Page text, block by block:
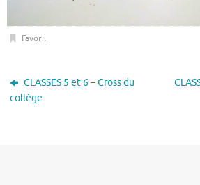
Favori.
CLASSES 5 et 6 – Cross du
collège